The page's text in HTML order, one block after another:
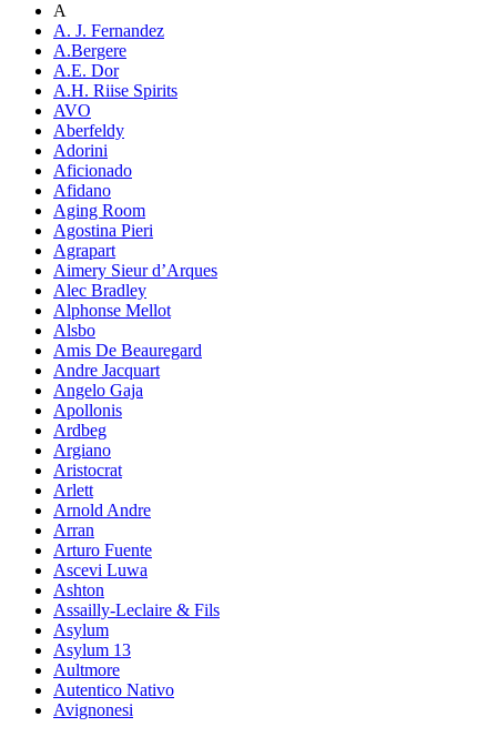
A
A. J. Fernandez
A.Bergere
A.E. Dor
A.H. Riise Spirits
AVO
Aberfeldy
Adorini
Aficionado
Afidano
Aging Room
Agostina Pieri
Agrapart
Aimery Sieur d’Arques
Alec Bradley
Alphonse Mellot
Alsbo
Amis De Beauregard
Andre Jacquart
Angelo Gaja
Apollonis
Ardbeg
Argiano
Aristocrat
Arlett
Arnold Andre
Arran
Arturo Fuente
Ascevi Luwa
Ashton
Assailly-Leclaire & Fils
Asylum
Asylum 13
Aultmore
Autentico Nativo
Avignonesi